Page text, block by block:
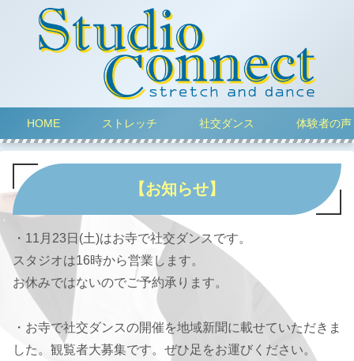
HOME ストレッチ 社交ダンス 体験者の声
【お知らせ】
・11月23日(土)はお寺で社交ダンスです。
スタジオは16時から営業します。
お休みではないのでご予約承ります。
・お寺で社交ダンスの開催を地域新聞に載せていただきま
した。観覧者大募集です。ぜひ足をお運びください。